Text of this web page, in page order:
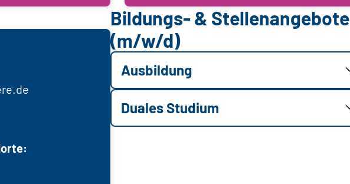
Bildungs- & Stellenangebote
(m/w/d)
Ausbildung
Duales Studium